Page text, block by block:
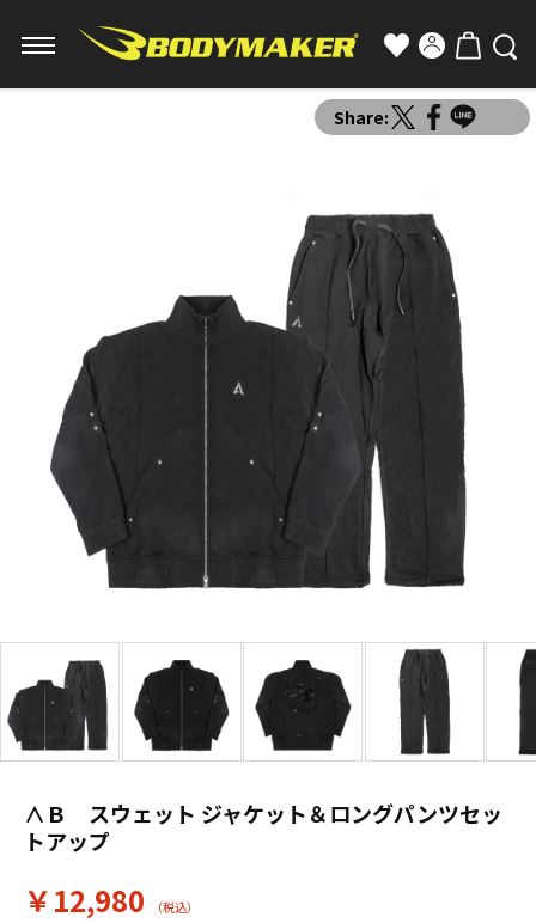
Share:
∧Ｂ スウェット ジャケット＆ロングパンツセッ
トアップ
￥12,980